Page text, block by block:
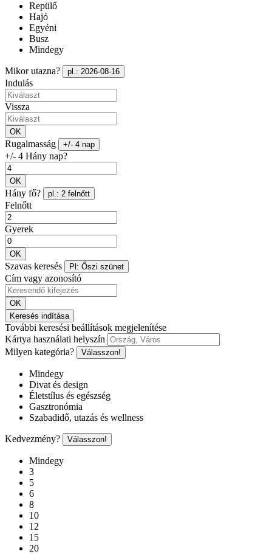
Repülő
Hajó
Egyéni
Busz
Mindegy
Mikor utazna? pl.: 2026-08-16
Indulás
Vissza
OK
Rugalmasság +/- 4 nap
+/- 4 Hány nap?
OK
Hány fő? pl.: 2 felnőtt
Felnőtt
Gyerek
OK
Szavas keresés Pl: Őszi szünet
Cím vagy azonosító
OK
Keresés indítása
További keresési beállítások megjelenítése
Kártya használati helyszín
Milyen kategória?
Válasszon!
Mindegy
Divat és design
Életstílus és egészség
Gasztronómia
Szabadidő, utazás és wellness
Kedvezmény? Válasszon!
Mindegy
3
5
6
8
10
12
15
20